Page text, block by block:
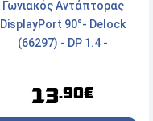
Γωνιακός Αντάπτορας
DisplayPort 90°- Delock
(66297) - DP 1.4 -
13.90€